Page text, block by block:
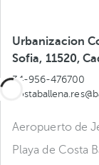
Urbanizacion
Sofia, 11520,
34-956-476700
Aeropuerto de
Playa de Costa